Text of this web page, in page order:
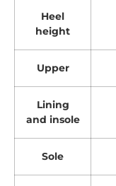
Heel
height
Upper
Lining
and insole
Sole